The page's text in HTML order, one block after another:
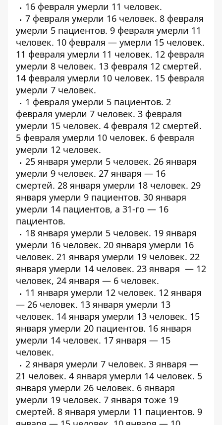
16 февраля умерли 11 человек.
7 февраля умерли 16 человек. 8 февраля
умерли 5 пациентов. 9 февраля умерли 11
человек. 10 февраля — умерли 15 человек.
11 февраля умерли 11 человек. 12 февраля
умерли 8 человек. 13 февраля 12 смертей.
14 февраля умерли 10 человек. 15 февраля
умерли 7 человек.
1 февраля умерли 5 пациентов. 2
февраля умерли 7 человек. 3 февраля
умерли 15 человек. 4 февраля 12 смертей.
5 февраля умерли 10 человек. 6 февраля
умерли 12 человек.
25 января умерли 5 человек. 26 января
умерли 9 человек. 27 января — 16
смертей. 28 января умерли 18 человек. 29
января умерли 9 пациентов. 30 января
умерли 14 пациентов, а 31-го — 16
пациентов.
18 января умерли 5 человек. 19 января
умерли 16 человек. 20 января умерли 16
человек. 21 января умерли 19 человек. 22
января умерли 14 человек. 23 января — 12
человек, 24 января — 6 человек.
11 января умерли 12 человек. 12 января
— 26 человек. 13 января умерли 13
человек. 14 января умерли 13 человек. 15
января умерли 20 пациентов. 16 января
умерли 14 человек. 17 января — 15
человек.
2 января умерли 7 человек. 3 января —
21 человек. 4 января умерли 14 человек. 5
января умерли 26 человек. 6 января
умерли 19 человек. 7 января тоже 19
смертей. 8 января умерли 11 пациентов. 9